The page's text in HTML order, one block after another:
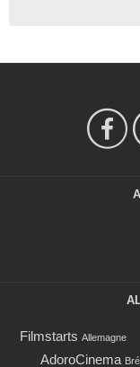
Filmstarts Allemagne
AdoroCinema